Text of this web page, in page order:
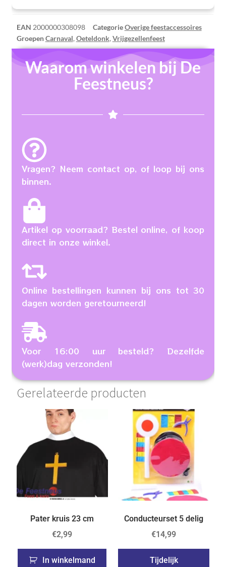
EAN 2000000308098 CategorieOverige feestaccessoires
GroepenCarnaval, Oeteldonk, Vrijgezellenfeest
Waarom winkelen bij De
Feestneus?
Vragen? Neem contact op, of loop bij ons
binnen.
Artikel op voorraad? Bestel online, of koop
direct in onze winkel.
Online bestellingen kunnen bij ons tot 30
dagen worden geretourneerd!
Voor 16:00 uur besteld? Dezelfde
(werk)dag verzonden!
Gerelateerde producten
Pater kruis 23 cm
€2,99
In winkelmand
Conducteurset 5 delig
€14,99
Tijdelijk